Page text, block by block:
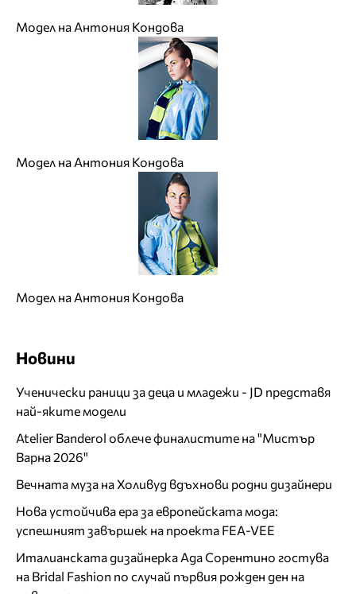
Модел на Антония Кондова
Модел на Антония Кондова
Модел на Антония Кондова
Новини
Ученически раници за деца и младежи - JD представя
най-яките модели
Atelier Banderol облече финалистите на "Мистър
Варна 2026"
Вечната муза на Холивуд вдъхнови родни дизайнери
Нова устойчива ера за европейската мода:
успешният завършек на проекта FEA-VEE
Италианската дизайнерка Ада Сорентино гостува
на Bridal Fashion по случай първия рожден ден на